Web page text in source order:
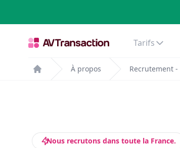
Tarifs
Home
À propos Recrutement
Nous recrutons dans toute la France.